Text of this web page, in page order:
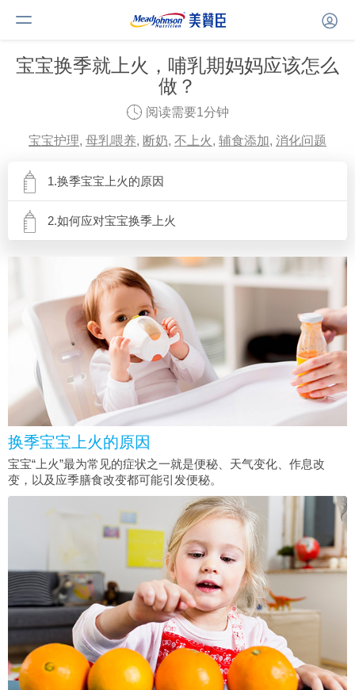
宝宝换季就上火，哺乳期妈妈应该怎么
做？
阅读需要1分钟
宝宝护理, 母乳喂养, 断奶, 不上火, 辅食添加, 消化问题
1.换季宝宝上火的原因
2.如何应对宝宝换季上火
换季宝宝上火的原因
宝宝“上火”最为常见的症状之一就是便秘、天气变化、作息改
变，以及应季膳食改变都可能引发便秘。